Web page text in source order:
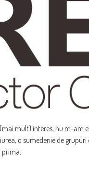
mult) interes, nu m-
o sumedenie de
prima.